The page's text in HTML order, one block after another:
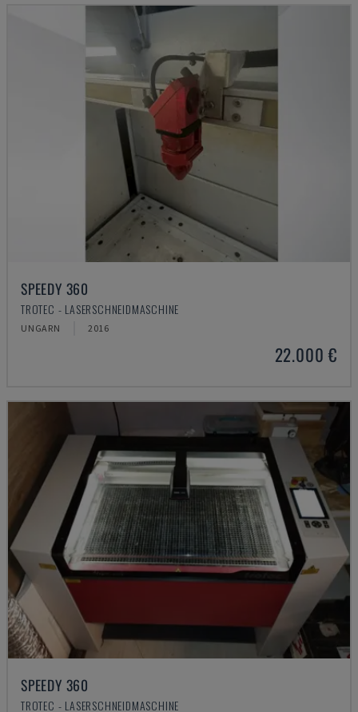
SPEEDY 360
TROTEC - LASERSCHNEIDMASCHINE
UNGARN 2016
22.000 €
SPEEDY 360
TROTEC - LASERSCHNEIDMASCHINE